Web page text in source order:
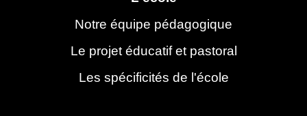
Notre équipe pédagogique
Le projet éducatif et pastoral
Les spécificités de l'école